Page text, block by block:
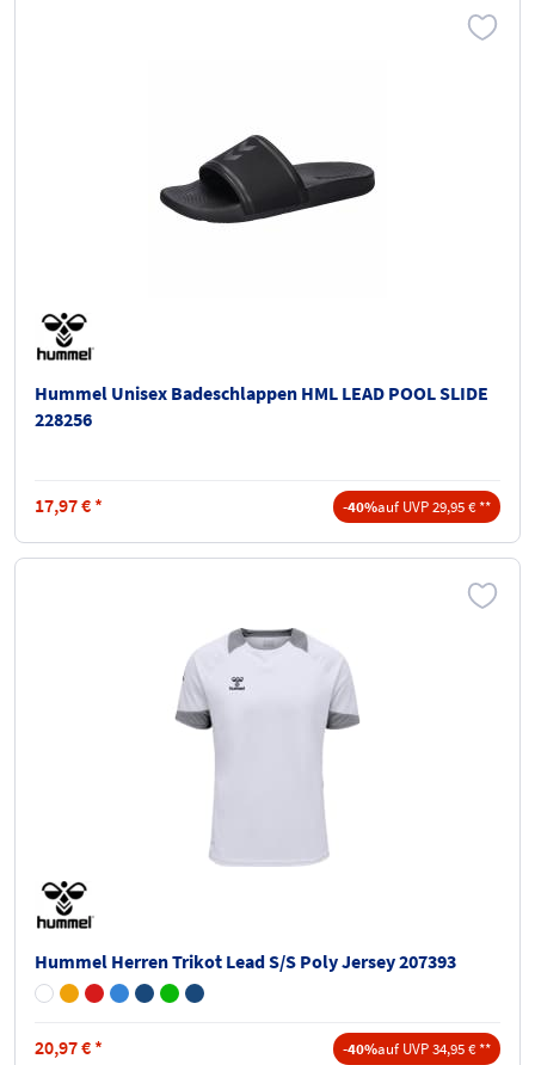
Hummel Unisex Badeschlappen HML LEAD POOL SLIDE
228256
17,97€ * -40%auf UVP 29,95 € **
Hummel Herren Trikot Lead S/S Poly Jersey 207393
20,97€ * -40%auf UVP 34,95 € **